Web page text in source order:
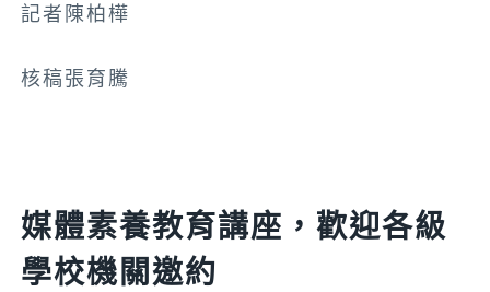
記者陳柏樺
核稿張育騰
媒體素養教育講座，歡迎各級
學校機關邀約